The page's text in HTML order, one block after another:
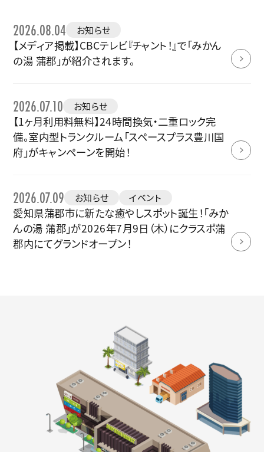
2026.08.04 お知らせ
【メディア掲載】CBCテレビ『チャント！』で「みかん
の湯 蒲郡」が紹介されます。
2026.07.10 お知らせ
【1ヶ月利用料無料】24時間換気・二重ロック完
備。室内型トランクルーム「スペースプラス豊川国
府」がキャンペーンを開始！
2026.07.09 お知らせ イベント
愛知県蒲郡市に新たな癒やしスポット誕生！「みか
んの湯 蒲郡」が2026年7月9日（木）にクラスポ蒲
郡内にてグランドオープン！